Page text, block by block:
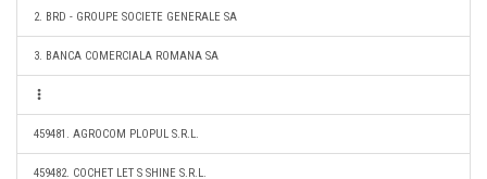
2. BRD - GROUPE SOCIETE GENERALE SA
3. BANCA COMERCIALA ROMANA SA
459481. AGROCOM PLOPUL S.R.L.
459482. COCHET LET S SHINE S.R.L.